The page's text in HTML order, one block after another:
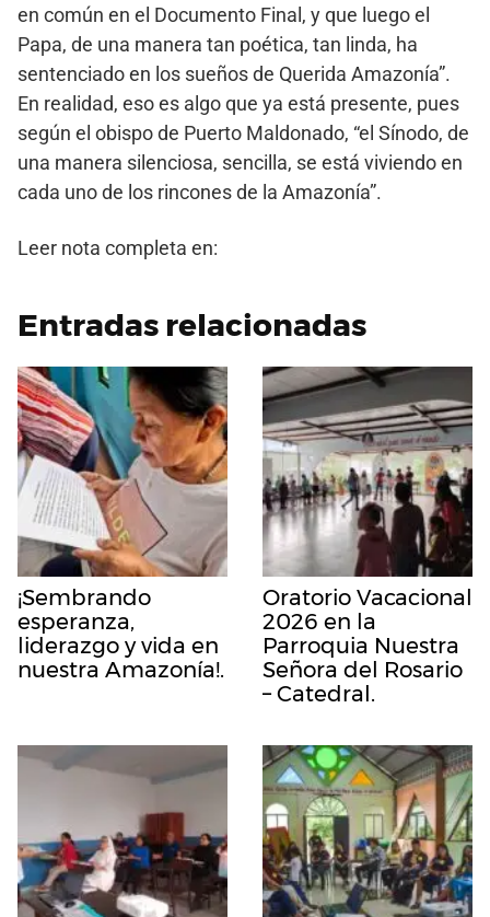
en común en el Documento Final, y que luego el
Papa, de una manera tan poética, tan linda, ha
sentenciado en los sueños de Querida Amazonía”.
En realidad, eso es algo que ya está presente, pues
según el obispo de Puerto Maldonado, “el Sínodo, de
una manera silenciosa, sencilla, se está viviendo en
cada uno de los rincones de la Amazonía”.
Leer nota completa en:
Entradas relacionadas
¡Sembrando
esperanza,
liderazgo y vida en
nuestra Amazonía!.
Oratorio Vacacional
2026 en la
Parroquia Nuestra
Señora del Rosario
– Catedral.